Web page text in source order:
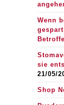
Wenn
sie
21/05/
Shop